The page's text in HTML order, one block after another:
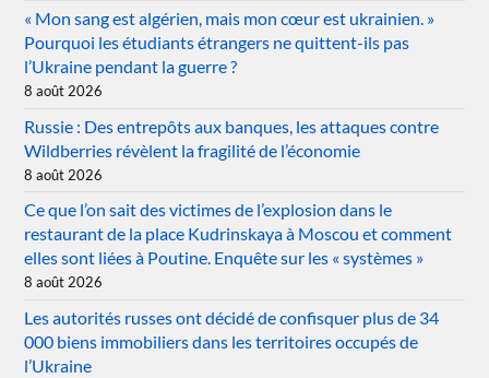
« Mon sang est algérien, mais mon cœur est ukrainien. »
Pourquoi les étudiants étrangers ne quittent-ils pas
l’Ukraine pendant la guerre ?
8 août 2026
Russie : Des entrepôts aux banques, les attaques contre
Wildberries révèlent la fragilité de l’économie
8 août 2026
Ce que l’on sait des victimes de l’explosion dans le
restaurant de la place Kudrinskaya à Moscou et comment
elles sont liées à Poutine. Enquête sur les « systèmes »
8 août 2026
Les autorités russes ont décidé de confisquer plus de 34
000 biens immobiliers dans les territoires occupés de
l’Ukraine